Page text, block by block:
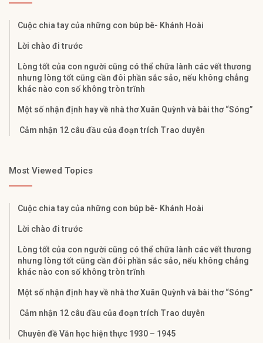
Cuộc chia tay của những con búp bê- Khánh Hoài
Lời chào đi trước
Lòng tốt của con người cũng có thể chữa lành các vết thương
nhưng lòng tốt cũng cần đôi phần sắc sảo, nếu không chẳng
khác nào con số không tròn trĩnh
Một số nhận định hay về nhà thơ Xuân Quỳnh và bài thơ “Sóng”
Cảm nhận 12 câu đầu của đoạn trích Trao duyên
Most Viewed Topics
Cuộc chia tay của những con búp bê- Khánh Hoài
Lời chào đi trước
Lòng tốt của con người cũng có thể chữa lành các vết thương
nhưng lòng tốt cũng cần đôi phần sắc sảo, nếu không chẳng
khác nào con số không tròn trĩnh
Một số nhận định hay về nhà thơ Xuân Quỳnh và bài thơ “Sóng”
Cảm nhận 12 câu đầu của đoạn trích Trao duyên
Chuyên đề Văn học hiện thực 1930 – 1945